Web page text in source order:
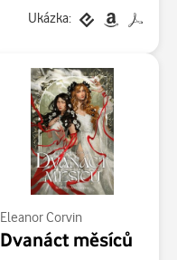
Ukázka:
Eleanor Corvin
Dvanáct měsíců